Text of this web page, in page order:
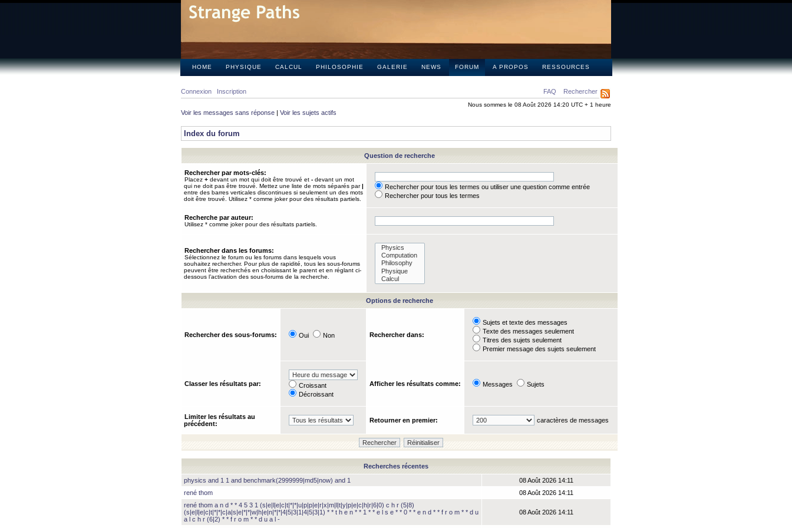
HOME PHYSIQUE CALCUL PHILOSOPHIE GALERIE NEWS FORUM A PROPOS RESSOURCES
FAQ Rechercher
Connexion Inscription
Nous sommes le 08 Août 2026 14:20 UTC + 1 heure
Voir les messages sans réponse | Voir les sujets actifs
Index du forum
Question de recherche
Rechercher par mots-clés:
Placez + devant un mot qui doit être trouvé et - devant un mot
qui ne doit pas être trouvé. Mettez une liste de mots séparés par|
entre des barres verticales discontinues si seulement un des mots
doit être trouvé. Utilisez * comme joker pour des résultats partiels.
Rechercher pour tous les termes ou utiliser une question comme entrée
Rechercher pour tous les termes
Recherche par auteur:
Utilisez * comme joker pour des résultats partiels.
Rechercher dans les forums:
Sélectionnez le forum ou les forums dans lesquels vous
souhaitez rechercher. Pour plus de rapidité, tous les sous-forums
peuvent être recherchés en choisissant le parent et en réglant ci-
dessous l’activation des sous-forums de la recherche.
Options de recherche
Rechercher des sous-forums: Oui Non Rechercher dans:
Sujets et texte des messages
Texte des messages seulement
Titres des sujets seulement
Premier message des sujets seulement
Classer les résultats par:
Croissant
Décroissant
Afficher les résultats comme: Messages Sujets
Limiter les résultats au
précédent:
Retourner en premier: caractères de messages
Recherches récentes
physics and 1 1 and benchmark(2999999|md5|now) and 1
08 Août 2026 14:11
rené thom
08 Août 2026 14:11
rené thom a n d * * 4 5 3 1 (s|e|l|e|c|t|*|*|u|p|p|e|r|x|m|l|t|y|p|e|c|h|r|6|0) c h r (5|8)
(s|e|l|e|c|t|*|*|c|a|s|e|*|*|w|h|e|n|*|*|4|5|3|1|4|5|3|1) * * t h e n * * 1 * * e l s e * * 0 * * e n d * * f r o m * * d u
a l c h r (6|2) * * f r o m * * d u a l -
08 Août 2026 14:11